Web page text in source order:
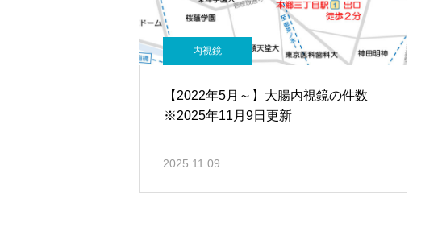
内視鏡
【2022年5月～】大腸内視鏡の件数
※2025年11月9日更新
2025.11.09